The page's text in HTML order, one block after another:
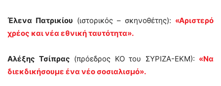
Έλενα Πατρικίου (ιστορικός – σκηνοθέτης): «Αριστερό
χρέος και νέα εθνική ταυτότητα».
Αλέξης Τσίπρας (πρόεδρος ΚΟ του ΣΥΡΙΖΑ-ΕΚΜ): «Να
διεκδικήσουμε ένα νέο σοσιαλισμό».